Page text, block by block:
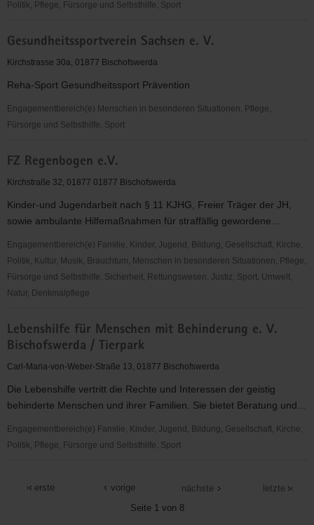
Politik, Pflege, Fürsorge und Selbsthilfe, Sport
Ev.-
Luth.
Bischofswerda
Gesundheitssportverein Sachsen e. V.
Kirchstrasse 30a, 01877 Bischofswerda
Reha-Sport Gesundheitssport Prävention
Engagementbereich(e) Menschen in besonderen Situationen, Pflege,
Fürsorge und Selbsthilfe, Sport
Sachsen
e.
FZ Regenbogen e.V.
Kirchstraße 32, 01877 01877 Bischofswerda
Kinder-und Jugendarbeit nach § 11 KJHG, Freier Träger der JH,
sowie ambulante Hilfemaßnahmen für straffällig gewordene...
Engagementbereich(e) Familie, Kinder, Jugend, Bildung, Gesellschaft, Kirche,
Politik, Kultur, Musik, Brauchtum, Menschen in besonderen Situationen, Pflege,
Fürsorge und Selbsthilfe, Sicherheit, Rettungswesen, Justiz, Sport, Umwelt,
Natur, Denkmalpflege
Regenbogen
e.V.
Lebenshilfe für Menschen mit Behinderung e. V.
Bischofswerda / Tierpark
Carl-Maria-von-Weber-Straße 13, 01877 Bischofswerda
Die Lebenshilfe vertritt die Rechte und Interessen der geistig
behinderte Menschen und ihrer Familien. Sie bietet Beratung und...
Engagementbereich(e) Familie, Kinder, Jugend, Bildung, Gesellschaft, Kirche,
Politik, Pflege, Fürsorge und Selbsthilfe, Sport
erste
vorige
Seite 1 von 8
nächste letzte